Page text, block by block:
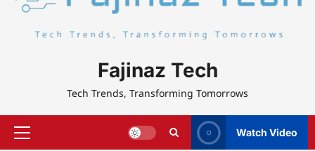
Fajinaz Tech
Tech Trends, Transforming Tomorrows
Primary
Watch Video